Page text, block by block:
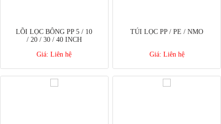
LÕI LỌC BÔNG PP 5 / 10
/ 20 / 30 / 40 INCH
Giá: Liên hệ
TÚI LỌC PP / PE / NMO
Giá: Liên hệ